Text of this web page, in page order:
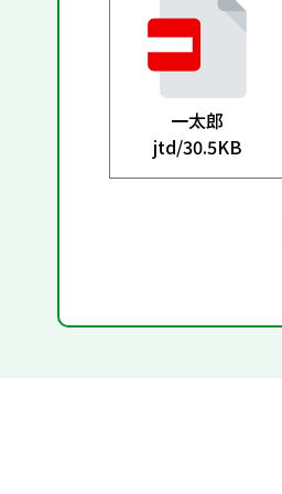
一太郎
jtd/30.5KB